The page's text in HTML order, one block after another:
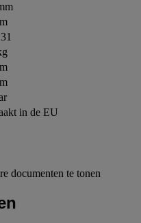
in de EU
documenten te tonen